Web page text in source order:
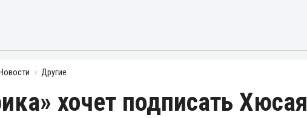
Новости Другие
хочет подписать Хюсая